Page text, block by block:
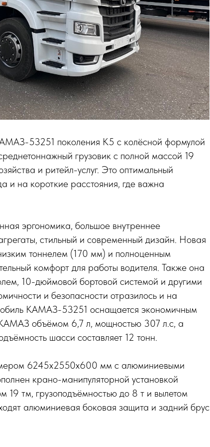
53251 поколения К5 с колёсной формулой
грузовик с полной массой 19
и ритейл-услуг. Это оптимальный
и на короткие расстояния, где важна
эргономика, большое внутреннее
стильный и современный дизайн. Новая
тоннелем (170 мм) и полноценным
комфорт для работы водителя. Также она
10-дюймовой бортовой системой и другими
и безопасности отразилось и на
КАМАЗ-53251 оснащается экономичным
объёмом 6,7 л, мощностью 307 л.с, а
шасси составляет 12 тонн.
6245х2550х600 мм с алюминиевыми
крано-манипуляторной установкой
тм, грузоподъёмностью до 8 т и вылетом
алюминиевая боковая защита и задний брус